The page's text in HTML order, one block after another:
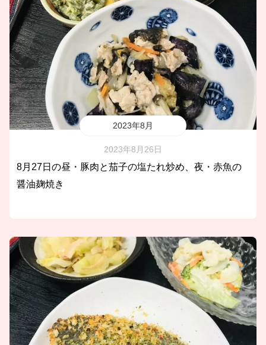
2023年8月
2023年8月26日
8月27日の昼・豚肉と茄子の塩たれ炒め、夜・赤魚の
醤油麹焼き